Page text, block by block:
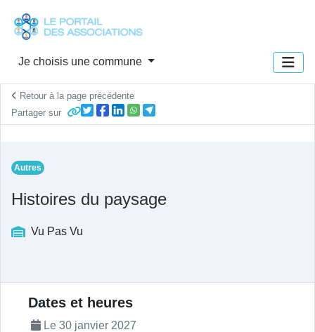
Je choisis une commune
Retour à la page précédente
Partager sur
Autres
Histoires du paysage
Vu Pas Vu
Description de l'actualité
Dates et heures
Le 30 janvier 2027